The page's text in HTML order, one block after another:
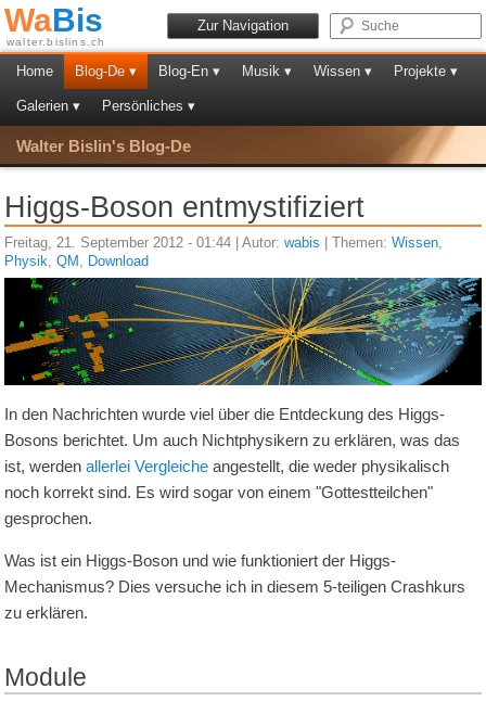
WaBis
walter.bislins.ch
Zur Navigation
Home Blog-De ▾ Blog-En ▾ Musik ▾ Wissen ▾ Projekte ▾
Galerien ▾ Persönliches ▾
Walter Bislin's Blog-De
Higgs-Boson entmystifiziert
Freitag, 21. September 2012 - 01:44 | Autor:wabis | Themen:Wissen,
Physik,QM , Download
In den Nachrichten wurde viel über die Entdeckung des Higgs-
Bosons berichtet. Um auch Nichtphysikern zu erklären, was das
ist, werdenallerlei Vergleiche angestellt, die weder physikalisch
noch korrekt sind. Es wird sogar von einem "Gottestteilchen"
gesprochen.
Was ist ein Higgs-Boson und wie funktioniert der Higgs-
Mechanismus? Dies versuche ich in diesem 5-teiligen Crashkurs
zu erklären.
Module